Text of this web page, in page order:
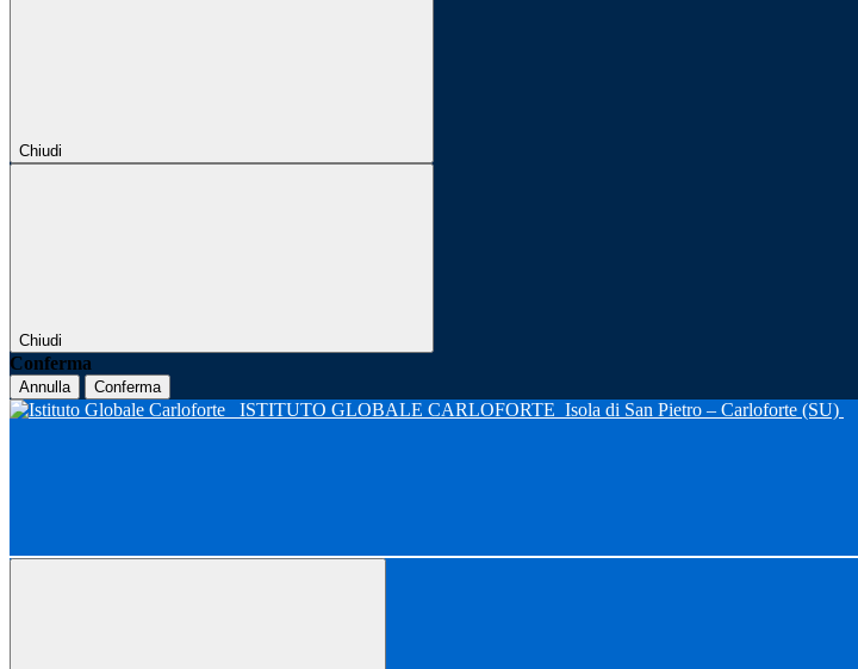
Chiudi
Chiudi
Conferma
Annulla Conferma
ISTITUTO GLOBALE CARLOFORTE Isola di San Pietro – Carloforte (SU)